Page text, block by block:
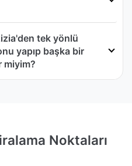
tek yönlü
yapıp başka bir
miyim?
Noktaları